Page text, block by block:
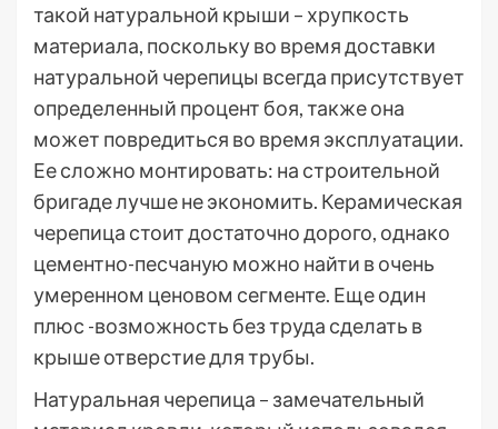
такой натуральной крыши – хрупкость
материала, поскольку во время доставки
натуральной черепицы всегда присутствует
определенный процент боя, также она
может повредиться во время эксплуатации.
Ее сложно монтировать: на строительной
бригаде лучше не экономить. Керамическая
черепица стоит достаточно дорого, однако
цементно-песчаную можно найти в очень
умеренном ценовом сегменте. Еще один
плюс -возможность без труда сделать в
крыше отверстие для трубы.
Натуральная черепица – замечательный